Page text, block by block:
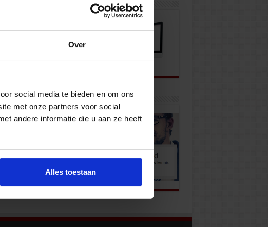
Over
social media te bieden en om ons
met onze partners voor social
andere informatie die u aan ze heeft
Alles toestaan
Bekijk onze opleidingen